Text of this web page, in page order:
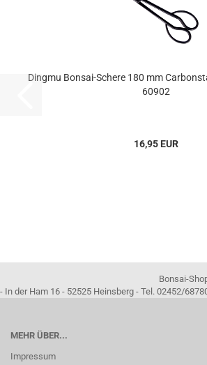
Dingmu Bonsai-Schere 180 mm
60902
16,95 EUR
Bonsai-Shopping - Heike
- In der Ham 16 - 52525 Heinsberg - Tel. 02452/
MEHR ÜBER...
Impressum